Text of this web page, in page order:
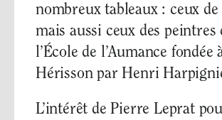
nombreux tableaux : ceux de
mais aussi ceux des peintres
l’École de l’Aumance fondée
Hérisson par Henri
L’intérêt de Pierre Leprat